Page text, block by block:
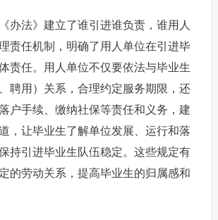
《办法》建立了谁引进谁负责，谁用人
责任机制，明确了用人单位在引进毕
责任。用人单位不仅要依法与毕业生
聘用）关系，合理约定服务期限，还
户手续、缴纳社保等责任和义务，建
，让毕业生了解单位发展、运行和落
持引进毕业生队伍稳定。这些规定有
的劳动关系，提高毕业生的归属感和